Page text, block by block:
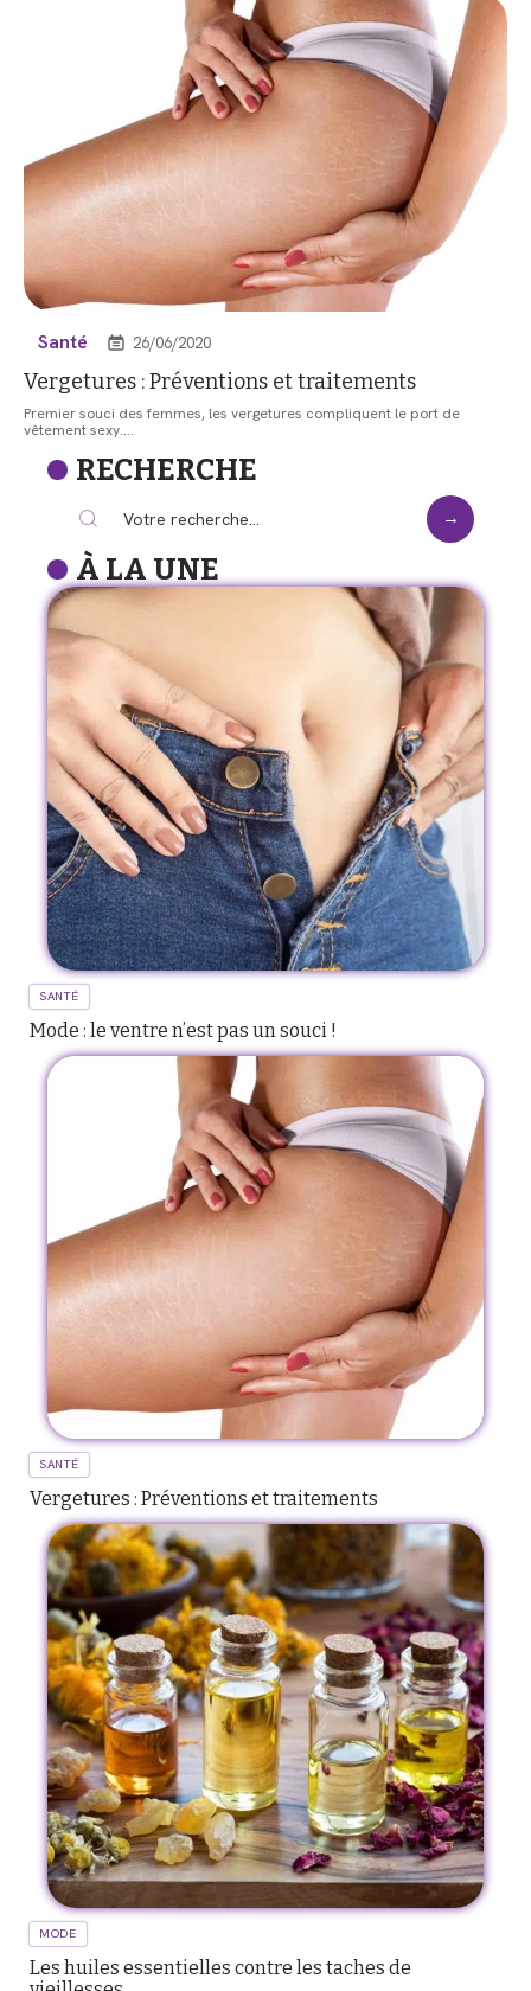
Santé 26/06/2020
Vergetures : Préventions et traitements
Premier souci des femmes, les vergetures compliquent le port de
vêtement sexy.…
RECHERCHE
À LA UNE
SANTÉ
Mode : le ventre n’est pas un souci !
SANTÉ
Vergetures : Préventions et traitements
MODE
Les huiles essentielles contre les taches de